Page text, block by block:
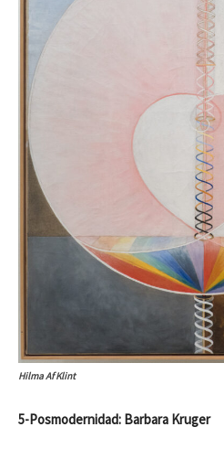
Hilma Af Klint
5-Posmodernidad: Barbara Kruger